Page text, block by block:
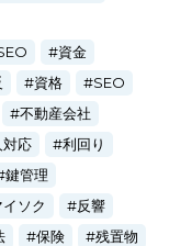
資金
資格
SEO
不動産会社
対応
利回り
鍵管理
イソク
反響
保険
残置物